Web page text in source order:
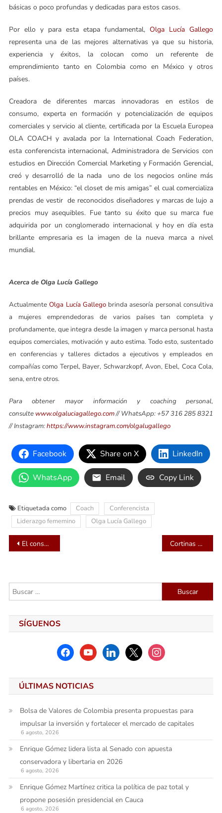
básicas o poco profundas y dedicadas para estos casos.
Por ello y para esta etapa fundamental,Olga Lucía Gallego
representa una de las mejores alternativas ya que su historia,
experiencia y éxitos, la colocan como un referente de
emprendimiento tanto en Colombia como en México y otros
países.
Creadora de diferentes marcas innovadoras en estilos de
consumo, experta en formación y potencialización de equipos
comerciales y servicio al cliente, certificada por la Escuela Europea
OLA COACH y avalada por la International Coach Federation,
esta conferencista internacional, Administradora de Servicios con
estudios en Dirección Comercial Marketing y Formación Gerencial,
creó y desarrolló de la nada uno de los negocios online más
rentables en México: “el closet de mis amigas” el cual comercializa
prendas de vestir de reconocidos diseñadores y marcas de lujo a
precios muy asequibles. Fue tanto su éxito que su marca fue
adquirida por un conglomerado internacional y hoy en día esta
brillante empresaria es la imagen de la nueva marca a nivel
mundial.
Acerca de Olga Lucía Gallego
ActualmenteOlga Lucía Gallegobrinda asesoría personal consultiva
a mujeres emprendedoras de varios países tan completa y
profundamente, que integra desde la imagen y marca personal hasta
equipos comerciales, motivación y auto estima. Todo esto, sustentado
en conferencias y talleres dictados a ejecutivos y empleados en
compañías como Terpel, Bayer, Schwarzkopf, Avon, Ebel, Coca Cola,
sena, entre otros.
Para obtener mayor información y coaching personal,
consulte www.olgaluciagallego.com// WhatsApp: +57 316 285 8321
// Instagram:https://www.instagram.com/olgalugallego
Facebook Share on X LinkedIn
WhatsApp Email Copy Link
Etiquetada como Coach
Conferencista
Liderazgo fememino
Olga Lucía Gallego
Navegación
entradas
El consumo de contenidos online legales via streaming se incrementa Cortinas enrollables de Ivegas pueden salvar su vida y su negocio
Buscar:
SÍGUENOS
facebookyoutubelinkedinx instagram
ÚLTIMAS NOTICIAS
Bolsa de Valores de Colombia presenta propuestas para
impulsar la inversión y fortalecer el mercado de capitales
6 agosto, 2026
Enrique Gómez lidera lista al Senado con apuesta
conservadora y libertaria en 2026
6 agosto, 2026
Enrique Gómez Martínez critica la política de paz total y
propone posesión presidencial en Cauca
6 agosto, 2026